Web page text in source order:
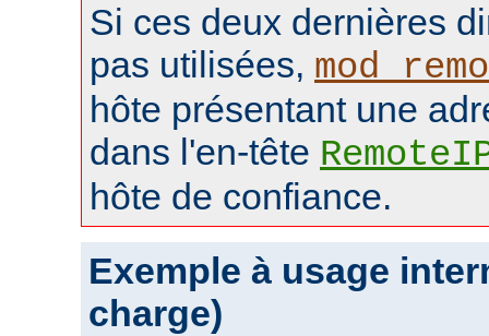
Si ces deux dernières
pas utilisées,
hôte présentant une
dans l'en-tête
hôte de confiance.
Exemple à usage
charge)